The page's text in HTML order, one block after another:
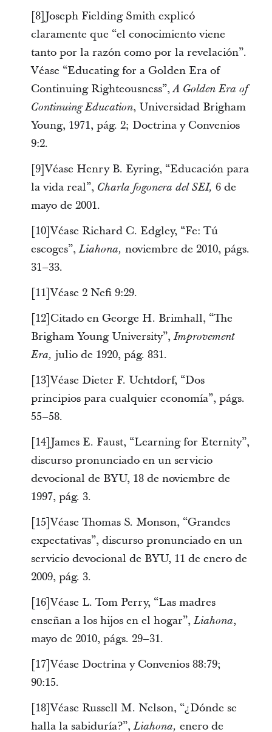
[8]Joseph Fielding Smith explicó
claramente que “el conocimiento viene
tanto por la razón como por la revelación”.
Véase “Educating for a Golden Era of
Continuing Righteousness”,A Golden Era of
Continuing Education, Universidad Brigham
Young, 1971, pág. 2; Doctrina y Convenios
9:2.
[9]Véase Henry B. Eyring, “Educación para
la vida real”, Charla fogonera del SEI, 6 de
mayo de 2001.
[10]Véase Richard C. Edgley, “Fe: Tú
escoges”,Liahona, noviembre de 2010, págs.
31–33.
[11]Véase 2 Nefi 9:29.
[12]Citado en George H. Brimhall, “The
Brigham Young University”,Improvement
Era, julio de 1920, pág. 831.
[13]Véase Dieter F. Uchtdorf, “Dos
principios para cualquier economía”, págs.
55–58.
[14]James E. Faust, “Learning for Eternity”,
discurso pronunciado en un servicio
devocional de BYU, 18 de noviembre de
1997, pág. 3.
[15]Véase Thomas S. Monson, “Grandes
expectativas”, discurso pronunciado en un
servicio devocional de BYU, 11 de enero de
2009, pág. 3.
[16]Véase L. Tom Perry, “Las madres
enseñan a los hijos en el hogar”,Liahona,
mayo de 2010, págs. 29–31.
[17]Véase Doctrina y Convenios 88:79;
90:15.
[18]Véase Russell M. Nelson, “¿Dónde se
halla la sabiduría?”,Liahona, enero de